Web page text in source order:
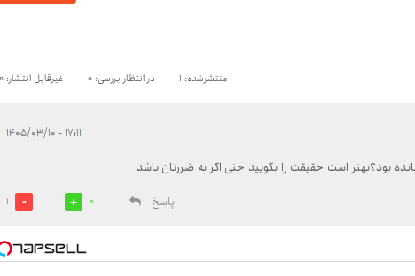
منتشرشده: 1 در انتظار بررسی: 0 غیرقابل انتشار: 0
۱۷:۱۱ - ۱۴۰۵/۰۳/۱۰
بود؟بهتر است حقیقت را بگویید حتی اگر به ضررتان باشد
پاسخ
0
1